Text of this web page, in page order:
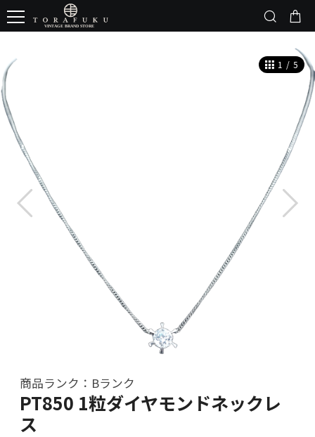
1 / 5
商品ランク：Bランク
PT850 1粒ダイヤモンドネックレ
ス